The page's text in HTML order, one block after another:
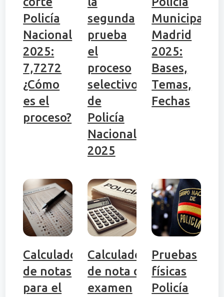
Policía
Nacional
2025:
7,7272
¿Cómo
es el
proceso?
segunda
prueba
el
proceso
selectivo
de
Policía
Nacional
2025
Municipal
Madrid
2025:
Bases,
Temas,
Fechas
Calculadora
de notas
para el
Calculadora
de nota del
examen
Pruebas
físicas
Policía